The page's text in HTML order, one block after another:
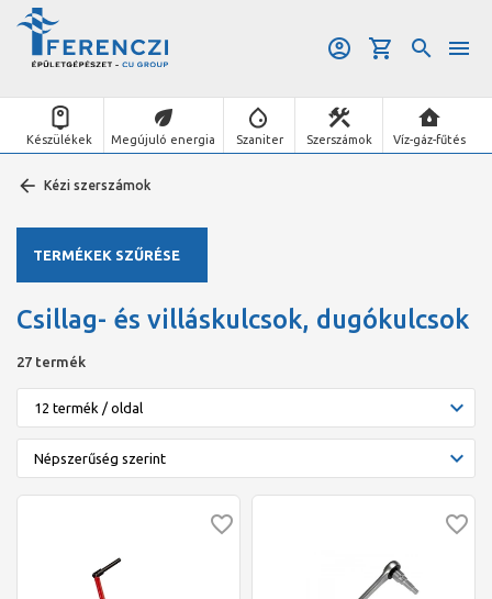
Készülékek Megújuló energia Szaniter Szerszámok Víz-gáz-fűtés
Kézi szerszámok
Csillag- és villáskulcsok, dugókulcsok
27 termék
TERMÉKEK SZŰRÉSE